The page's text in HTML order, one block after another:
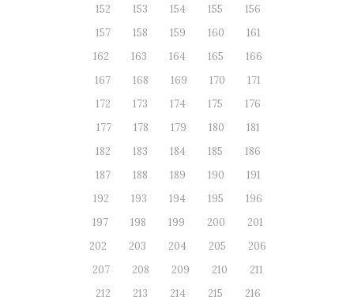
152
153 154 155
156
157
158 159 160
161
162
163 164 165
166
167
168 169 170
171
172
173 174 175
176
177
178 179 180
181
182
183 184 185
186
187
188 189 190
191
192
193 194 195
196
197
198 199 200
201
202
203 204 205
206
207
208 209 210
211
212
213 214 215
216